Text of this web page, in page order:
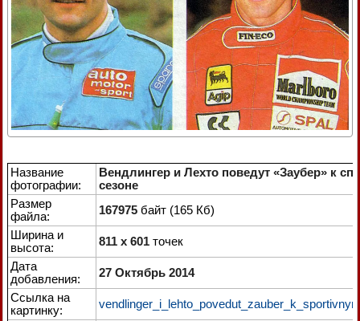
Название
фотографии:
Вендлингер и Лехто поведут «Заубер» к
сезоне
Размер
файла:
167975 байт (165 Кб)
Ширина и
высота:
811 x 601 точек
Дата
добавления:
27 Октябрь 2014
Ссылка на
картинку: